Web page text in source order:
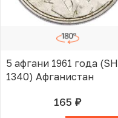
5 афгани 1961 года (SH
1340) Афганистан
165 руб.В КОРЗИНЕ